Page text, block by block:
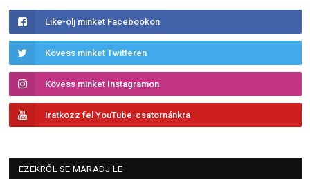
Like-olj minket Facebookon
Kövess minket Twitteren
Kövess minket Instagramon
Iratkozz fel YouTube-csatornánkra
EZEKRŐL SE MARADJ LE